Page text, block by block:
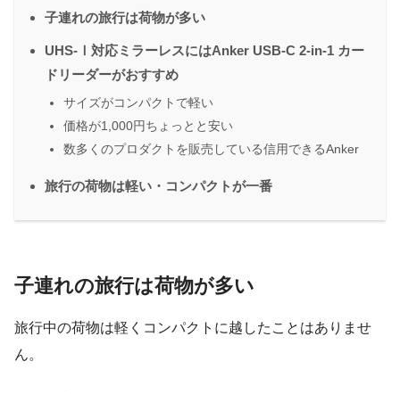
子連れの旅行は荷物が多い
UHS-Ⅰ対応ミラーレスにはAnker USB-C 2-in-1 カー
ドリーダーがおすすめ
サイズがコンパクトで軽い
価格が1,000円ちょっとと安い
数多くのプロダクトを販売している信用できるAnker
旅行の荷物は軽い・コンパクトが一番
子連れの旅行は荷物が多い
旅行中の荷物は軽くコンパクトに越したことはありませ
ん。